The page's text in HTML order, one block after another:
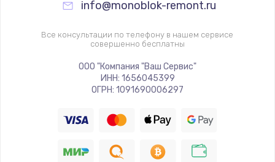
Заказать
Настройка BIOS
995 руб.
1200 руб.
info@monoblok-remont.ru
Все консультации по телефону в нашем сервисе
совершенно бесплатны
ООО "Компания "Ваш Сервис"
ИНН: 1656045399
ОГРН: 1091690006297